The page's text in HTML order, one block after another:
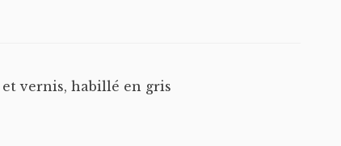
vernis, habillé en gris